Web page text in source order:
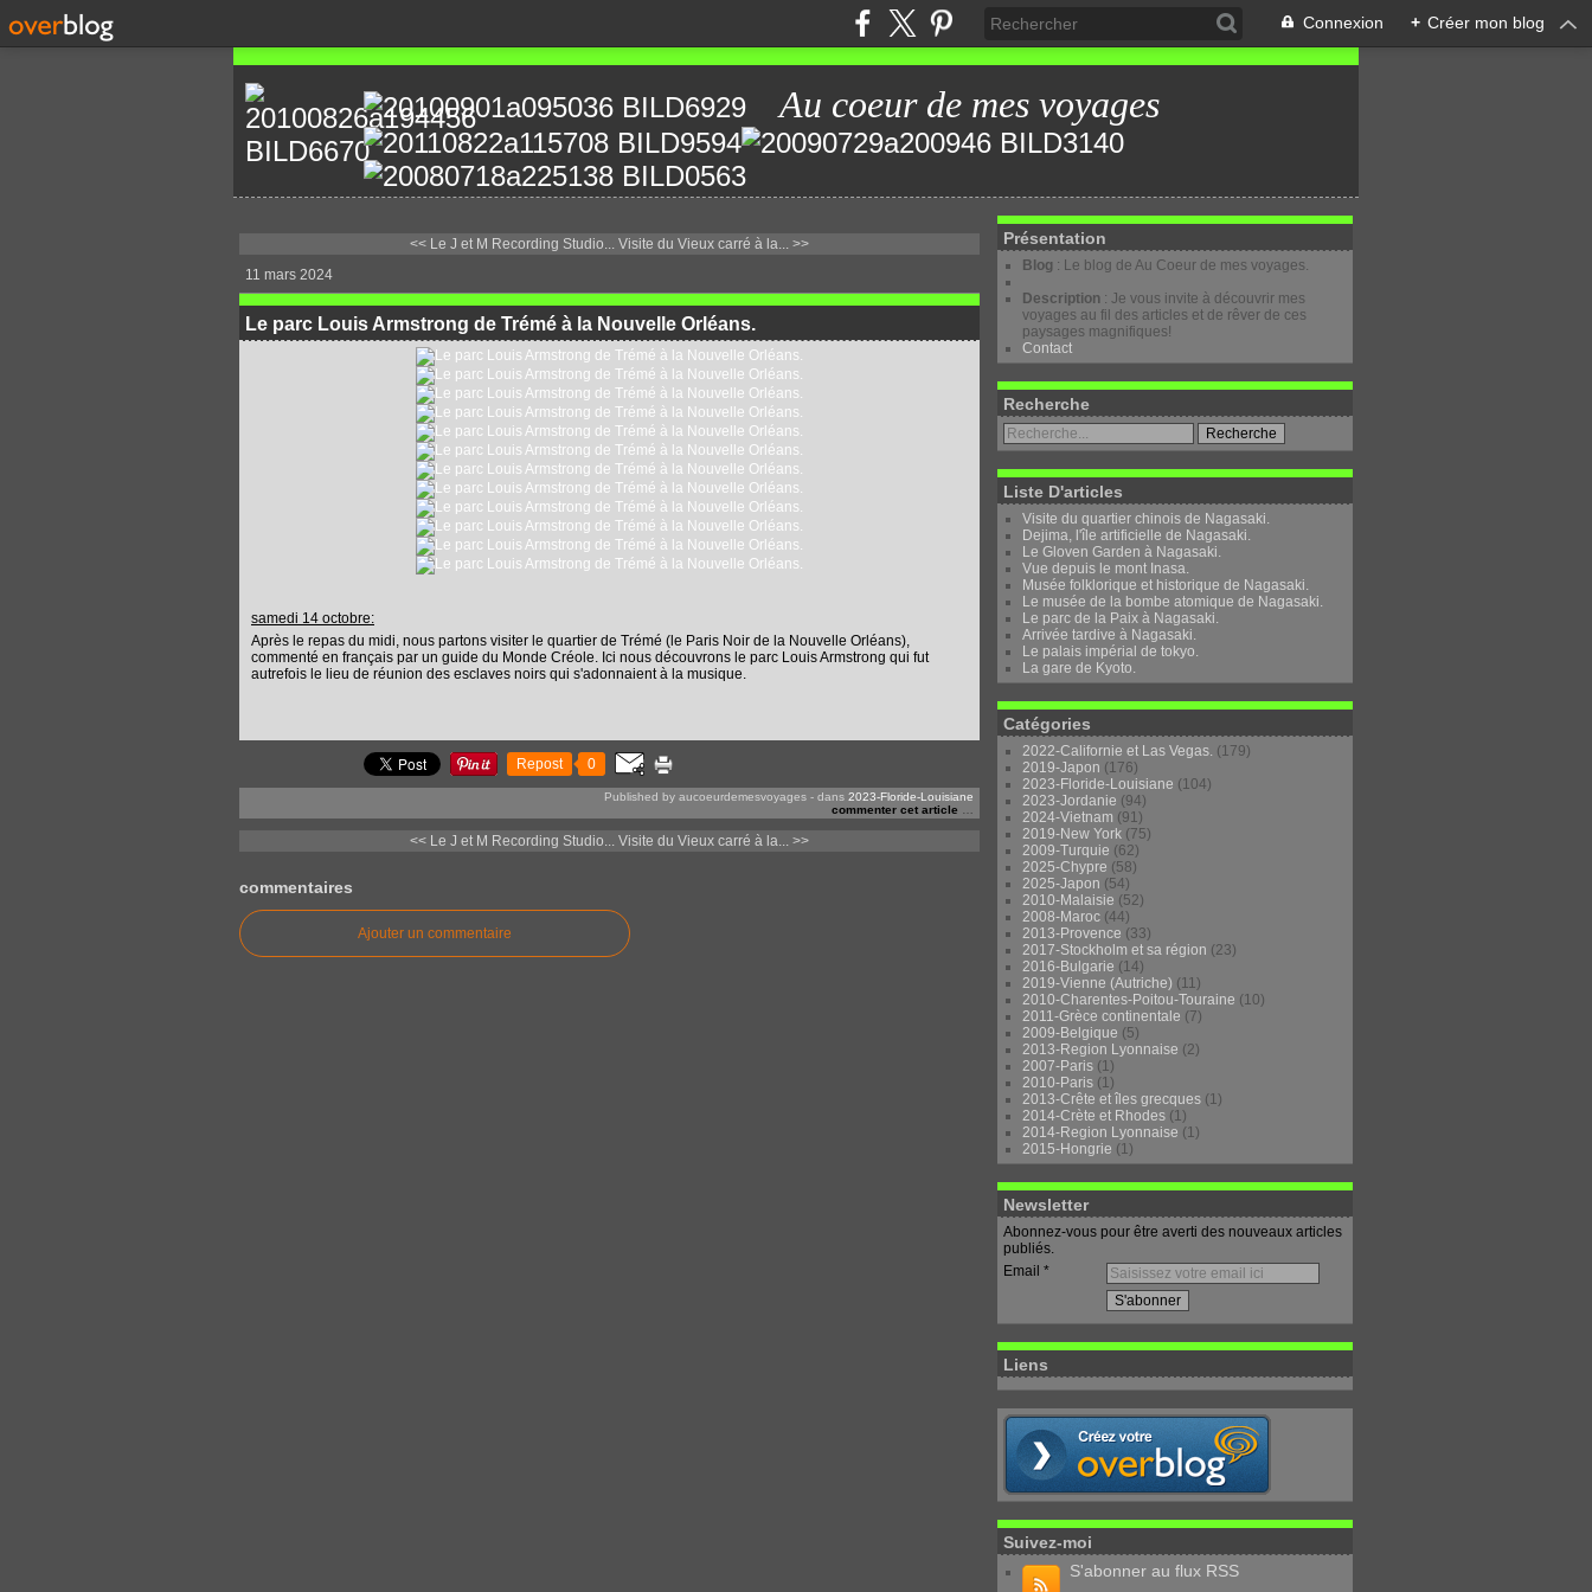
Connexion + Créer mon blog
Au coeur de mes voyages
<< Le J et M Recording Studio... Visite du Vieux carré à la... >>
11 mars 2024
Le parc Louis Armstrong de Trémé à la Nouvelle Orléans.
samedi 14 octobre:
Après le repas du midi, nous partons visiter le quartier de Trémé (le Paris Noir de la Nouvelle Orléans),
commenté en français par un guide du Monde Créole. Ici nous découvrons le parc Louis Armstrong qui fut
autrefois le lieu de réunion des esclaves noirs qui s'adonnaient à la musique.
Repost 0
Published by aucoeurdemesvoyages - dans 2023-Floride-Louisiane
commenter cet article
<< Le J et M Recording Studio... Visite du Vieux carré à la... >>
commentaires
Ajouter un commentaire
Présentation
Blog : Le blog de Au Coeur de mes voyages.
Description : Je vous invite à découvrir mes
voyages au fil des articles et de rêver de ces
paysages magnifiques!
Contact
Recherche
Liste D'articles
Visite du quartier chinois de Nagasaki.
Dejima, l'île artificielle de Nagasaki.
Le Gloven Garden à Nagasaki.
Vue depuis le mont Inasa.
Musée folklorique et historique de Nagasaki.
Le musée de la bombe atomique de Nagasaki.
Le parc de la Paix à Nagasaki.
Arrivée tardive à Nagasaki.
Le palais impérial de tokyo.
La gare de Kyoto.
Catégories
2022-Californie et Las Vegas. (179)
2019-Japon (176)
2023-Floride-Louisiane (104)
2023-Jordanie (94)
2024-Vietnam (91)
2019-New York (75)
2009-Turquie (62)
2025-Chypre (58)
2025-Japon (54)
2010-Malaisie (52)
2008-Maroc (44)
2013-Provence (33)
2017-Stockholm et sa région (23)
2016-Bulgarie (14)
2019-Vienne (Autriche) (11)
2010-Charentes-Poitou-Touraine (10)
2011-Grèce continentale (7)
2009-Belgique (5)
2013-Region Lyonnaise (2)
2007-Paris (1)
2010-Paris (1)
2013-Crête et îles grecques (1)
2014-Crète et Rhodes (1)
2014-Region Lyonnaise (1)
2015-Hongrie (1)
Newsletter
Abonnez-vous pour être averti des nouveaux articles
publiés.
Email
Liens
Suivez-moi
S'abonner au flux RSS